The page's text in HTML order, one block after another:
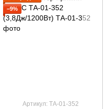
−9%
Артикул: ТА-01-352